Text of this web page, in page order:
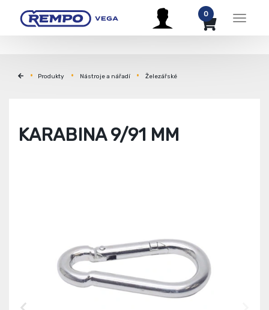
Menu
0
Produkty Nástroje a nářadí Železářské
KARABINA 9/91 MM